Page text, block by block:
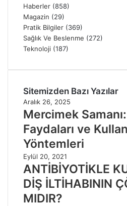
Haberler (858)
Magazin (29)
Pratik Bilgiler (369)
Sağlık Ve Beslenme (272)
Teknoloji (187)
Sitemizden Bazı Yazılar
Aralık 26, 2025
Mercimek Samanı:
Faydaları ve
Yöntemleri
Eylül 20, 2021
ANTİBİYOTİKLE
DİŞ İLTİHABININ
MIDIR?